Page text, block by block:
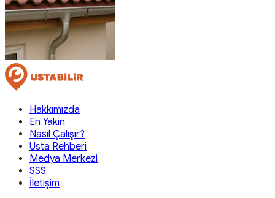
Hakkımızda
En Yakın
Nasıl Çalışır?
Usta Rehberi
Medya Merkezi
SSS
İletişim